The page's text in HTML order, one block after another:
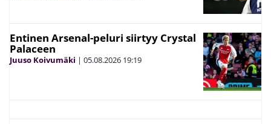
Entinen Arsenal-peluri siirtyy Crystal
Palaceen
Juuso Koivumäki | 05.08.2026 19:19